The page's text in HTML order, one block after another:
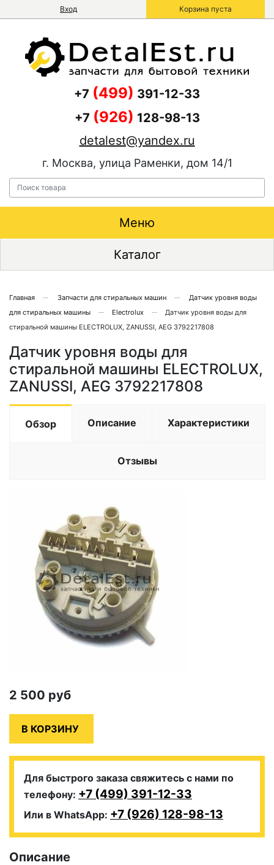
Вход Корзина пуста
+7 (499) 391-12-33
+7 (926) 128-98-13
detalest@yandex.ru
г. Москва, улица Раменки, дом 14/1
Меню
Каталог
Главная Запчасти для стиральных машин
Датчик уровня воды
для стиральных машины
Electrolux
Датчик уровня воды для
стиральной машины ELECTROLUX, ZANUSSI, AEG 3792217808
Датчик уровня воды для
стиральной машины ELECTROLUX,
ZANUSSI, AEG 3792217808
Обзор Описание Характеристики
Отзывы
2 500 руб
Для быстрого заказа свяжитесь с нами по
телефону: +7 (499) 391-12-33
Или в WhatsApp: +7 (926) 128-98-13
Описание